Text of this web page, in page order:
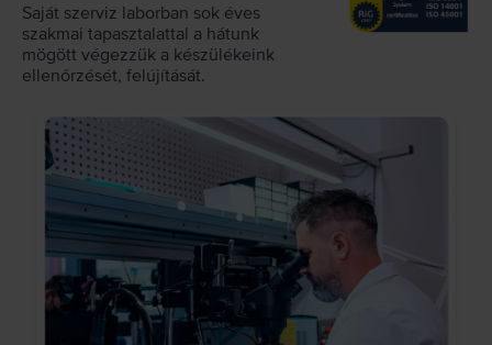
Saját szerviz laborban sok éves
szakmai tapasztalattal a hátunk
mögött végezzük a készülékeink
ellenőrzését, felújítását.